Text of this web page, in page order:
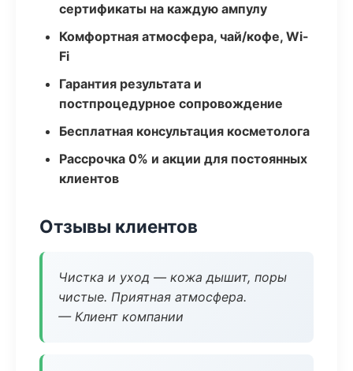
сертификаты на каждую ампулу
Комфортная атмосфера, чай/кофе, Wi-
Fi
Гарантия результата и
постпроцедурное сопровождение
Бесплатная консультация косметолога
Рассрочка 0% и акции для постоянных
клиентов
Отзывы клиентов
Чистка и уход — кожа дышит, поры
чистые. Приятная атмосфера.
— Клиент компании